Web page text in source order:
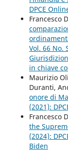
DPCE
Francesco
Vol. 66 No.
in chiave
Maurizio
Duranti,
onore di
(2021):
Francesco
the
(2024):
Biden